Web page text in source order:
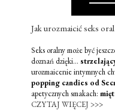
Jak urozmaicić seks
Seks oralny może być
doznań dzięki...
urozmaicenie intymnych
popping candies od
apetycznych smakach:
CZYTAJ WIĘCEJ >>>